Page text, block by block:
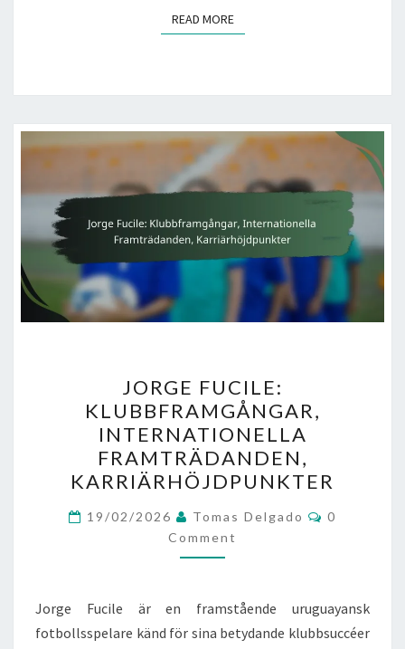
READ MOREREAD MORE
FUCILE:
KLUBBFRAMGÅNGAR,
INTERNATIONELLA
FRAMTRÄDANDEN,
KARRIÄRHÖJDPUNKTER
JORGE FUCILE:
KLUBBFRAMGÅNGAR,
INTERNATIONELLA
FRAMTRÄDANDEN,
KARRIÄRHÖJDPUNKTER
19/02/2026 Tomas Delgado Comments
0
Comment
Jorge Fucile är en framstående uruguayansk
fotbollsspelare känd för sina betydande klubbsuccéer